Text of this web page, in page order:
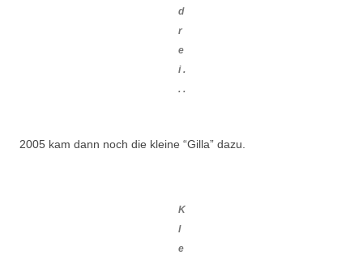
d
r
e
i .
. .
2005 kam dann noch die kleine “Gilla” dazu.
K
l
e